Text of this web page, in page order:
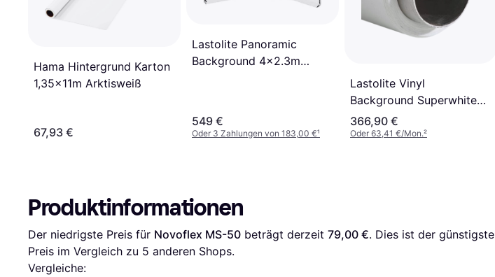
Hama Hintergrund Karton
1,35x11m Arktisweiß
67,93 €
Lastolite Panoramic
Background 4x2.3m
549 €
Oder 3 Zahlungen von 183,00 €¹
Lastolite Vinyl
Background Superwhite
2.75x6m
366,90 €
Oder 63,41 €/Mon.²
Produktinformationen
Der niedrigste Preis für Novoflex MS-50 beträgt derzeit 79,00 €. Dies ist der günstigste
Preis im Vergleich zu 5 anderen Shops.
Vergleiche: